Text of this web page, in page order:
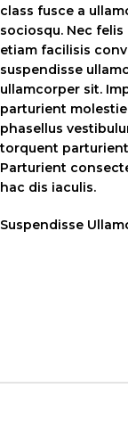
class fusce a
sociosqu. Nec
etiam facilisis
suspendisse
ullamcorper sit.
parturient
phasellus
torquent
Parturient
hac dis iaculis.
Suspendisse